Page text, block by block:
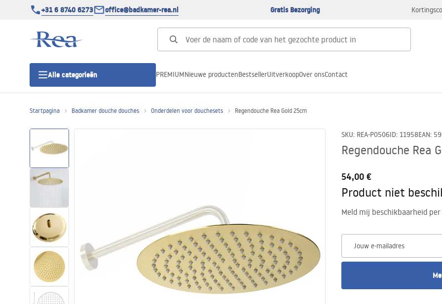
+31 6 8740 6273 office@badkamer-rea.nl Gratis Bezorging
Alle categorieën
Douchedeur
Douchebakken
Lineaire Douchegoten
Toiletten
Wastafels
Baden en badwanden
PREMIUMNieuwe productenBestsellerUitverkoopOver onsContact
Startpagina Badkamer douche douches Onderdelen voor douchesets Regendouche Rea Gold 25cm
SKU: REA-P0506ID: 11958EAN:
Regendouche Rea
54,00 €
Product niet
Meld mij beschikbaarheid
Jouw e-mailadres